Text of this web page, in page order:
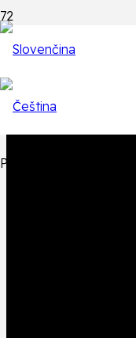
Produkt
Epizódy
Späť na zoznam epizód